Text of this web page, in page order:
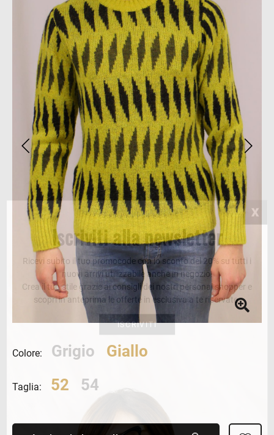
Colore: Grigio Giallo
Taglia: 52 54
Iscriviti alla newsletter
Ricevi subito il tuo promocode con lo sconto del 20% su tutti i
nuovi arrivi utilizzabile anche in negozio!
Crea il tuo stile grazie ai consigli dei nostri personal shopper e
scopri in anteprima le offerte in esclusiva a te riservate.
ISCRIVITI